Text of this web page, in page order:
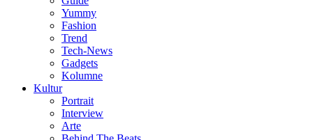
Yummy
Fashion
Trend
Tech-News
Gadgets
Kolumne
Kultur
Portrait
Interview
Arte